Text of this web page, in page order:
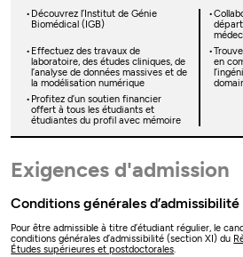
Découvrez l’Institut de Génie
Biomédical (IGB)
Effectuez des travaux de
laboratoire, des études cliniques, de
l’analyse de données massives et de
la modélisation numérique
en
Profitez d’un soutien financier
offert à tous les étudiants et
étudiantes du profil avec mémoire
Exigences d'admission
Conditions générales d’admissibilité
Pour être admissible à titre d’étudiant régulier, le
conditions générales d’admissibilité (section XI) du
Études supérieures et postdoctorales.